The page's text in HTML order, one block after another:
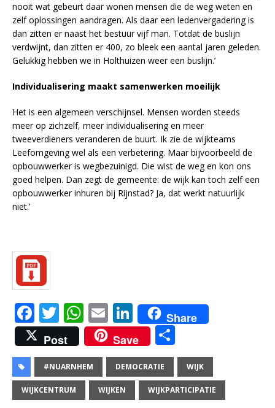
nooit wat gebeurt daar wonen mensen die de weg weten en
zelf oplossingen aandragen. Als daar een ledenvergadering is
dan zitten er naast het bestuur vijf man. Totdat de buslijn
verdwijnt, dan zitten er 400, zo bleek een aantal jaren geleden.
Gelukkig hebben we in Holthuizen weer een buslijn.’
Individualisering maakt samenwerken moeilijk
Het is een algemeen verschijnsel. Mensen worden steeds
meer op zichzelf, meer individualisering en meer
tweeverdieners veranderen de buurt. Ik zie de wijkteams
Leefomgeving wel als een verbetering. Maar bijvoorbeeld de
opbouwwerker is wegbezuinigd. Die wist de weg en kon ons
goed helpen. Dan zegt de gemeente: de wijk kan toch zelf een
opbouwwerker inhuren bij Rijnstad? Ja, dat werkt natuurlijk
niet.’
F
a
c
e
b
T
w
it
te
r
W
h
at
s
E
m
ai
l
Li
n
k
e
dI
Share
Post
Save
el
e
n
#NUARNHEM DEMOCRATIE WIJK
WIJKCENTRUM WIJKEN WIJKPARTICIPATIE